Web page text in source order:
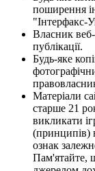
поширення
"Інтерфакс-
Власник
публікації.
Будь-яке
Матеріали
старше 21
викликати
(принципів)
ознак
Пам'ятайте,